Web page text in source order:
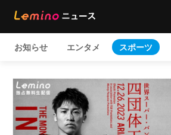
お知らせ エンタメ スポーツ